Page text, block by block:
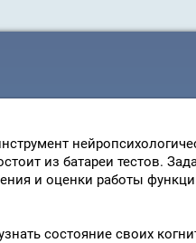
из батареи тестов.
и оценки работы
состояние своих